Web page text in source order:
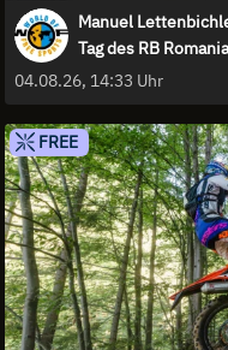
Manuel
Tag des RB
04.08.26, 14:33 Uhr
FREE